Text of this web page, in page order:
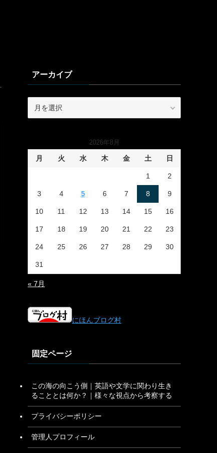
アーカイブ
2026年8月
月 火 水 木 金 土 日
1 2
3 4 5 6 7 8 9
10 11 12 13 14 15 16
17 18 19 20 21 22 23
24 25 26 27 28 29 30
31
« 7月
にほんブログ村
固定ページ
この海の向こう側｜英語や文学に関わり生き
ることとは何か？｜様々な視点から考察する
プライバシーポリシー
管理人プロフィール